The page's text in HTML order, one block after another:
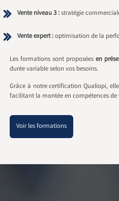
Vente niveau 3 :stratégie
Vente expert :optimisation de la
Les formations sont proposéesen
durée variable selon vos besoins.
Grâce à notre certification Qualiopi,
facilitant la montée en compétences de
Voir les formations